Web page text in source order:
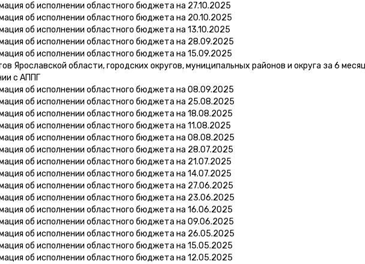
об исполнении областного бюджета на 27.10.2025
об исполнении областного бюджета на 20.10.2025
об исполнении областного бюджета на 13.10.2025
об исполнении областного бюджета на 28.09.2025
об исполнении областного бюджета на 15.09.2025
Ярославской области, городских округов, муниципальных районов и округа за 6
с АППГ
об исполнении областного бюджета на 08.09.2025
об исполнении областного бюджета на 25.08.2025
об исполнении областного бюджета на 18.08.2025
об исполнении областного бюджета на 11.08.2025
об исполнении областного бюджета на 08.08.2025
об исполнении областного бюджета на 28.07.2025
об исполнении областного бюджета на 21.07.2025
об исполнении областного бюджета на 14.07.2025
об исполнении областного бюджета на 27.06.2025
об исполнении областного бюджета на 23.06.2025
об исполнении областного бюджета на 16.06.2025
об исполнении областного бюджета на 09.06.2025
об исполнении областного бюджета на 26.05.2025
об исполнении областного бюджета на 15.05.2025
об исполнении областного бюджета на 12.05.2025